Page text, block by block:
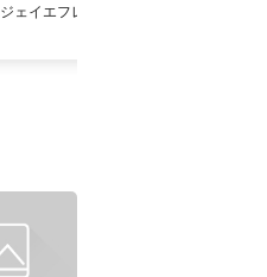
ジェイエフレディメイド